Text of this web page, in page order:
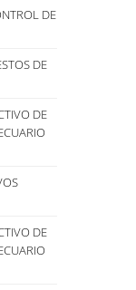
DE
DE
DE
DE